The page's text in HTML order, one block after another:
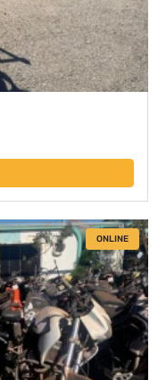
ONLINE